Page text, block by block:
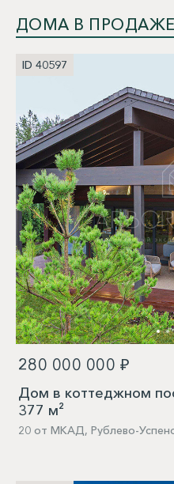
ДОМА В ПРОДАЖЕ
ID 40597
280 000 000 ₽
Дом в коттеджном
377 м²
20 от МКАД, Рублево-